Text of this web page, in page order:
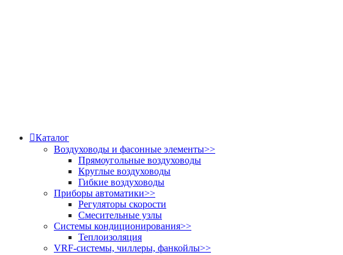
Каталог
Воздуховоды и фасонные элементы>>
Прямоугольные воздуховоды
Круглые воздуховоды
Гибкие воздуховоды
Приборы автоматики>>
Регуляторы скорости
Смесительные узлы
Системы кондиционирования>>
Теплоизоляция
VRF-системы, чиллеры, фанкойлы>>